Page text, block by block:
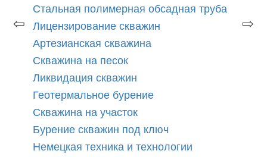
⇦
Стальная полимерная обсадная труба
Лицензирование скважин
Артезианская скважина
Скважина на песок
Ликвидация скважин
Геотермальное бурение
Скважина на участок
Бурение скважин под ключ
Немецкая техника и технологии
⇨